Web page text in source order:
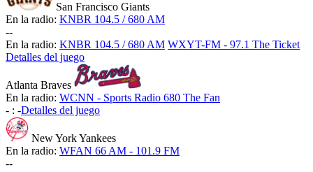
San Francisco Giants
En la radio: KNBR 104.5 / 680 AM
--
En la radio: KNBR 104.5 / 680 AM WXYT-FM - 97.1 The Ticket
Detalles del juego
Atlanta Braves
En la radio: WCNN - Sports Radio 680 The Fan
- : -Detalles del juego
New York Yankees
En la radio: WFAN 66 AM - 101.9 FM
--